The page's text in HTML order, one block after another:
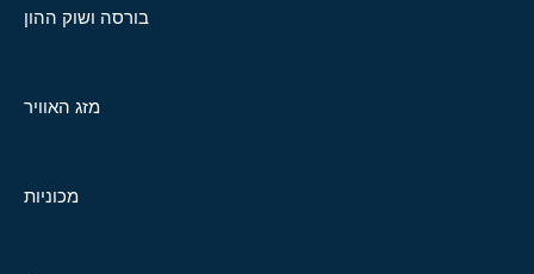
בורסה ושוק ההון
מזג האוויר
מכוניות